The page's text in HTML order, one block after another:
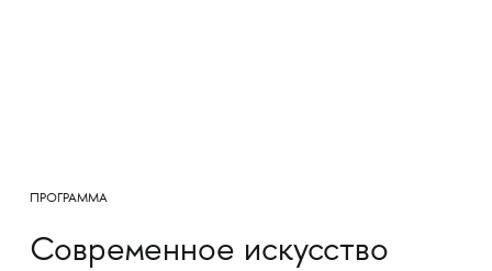
ПРОГРАММА
Современное искусство